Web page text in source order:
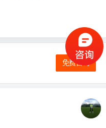
免费咨询